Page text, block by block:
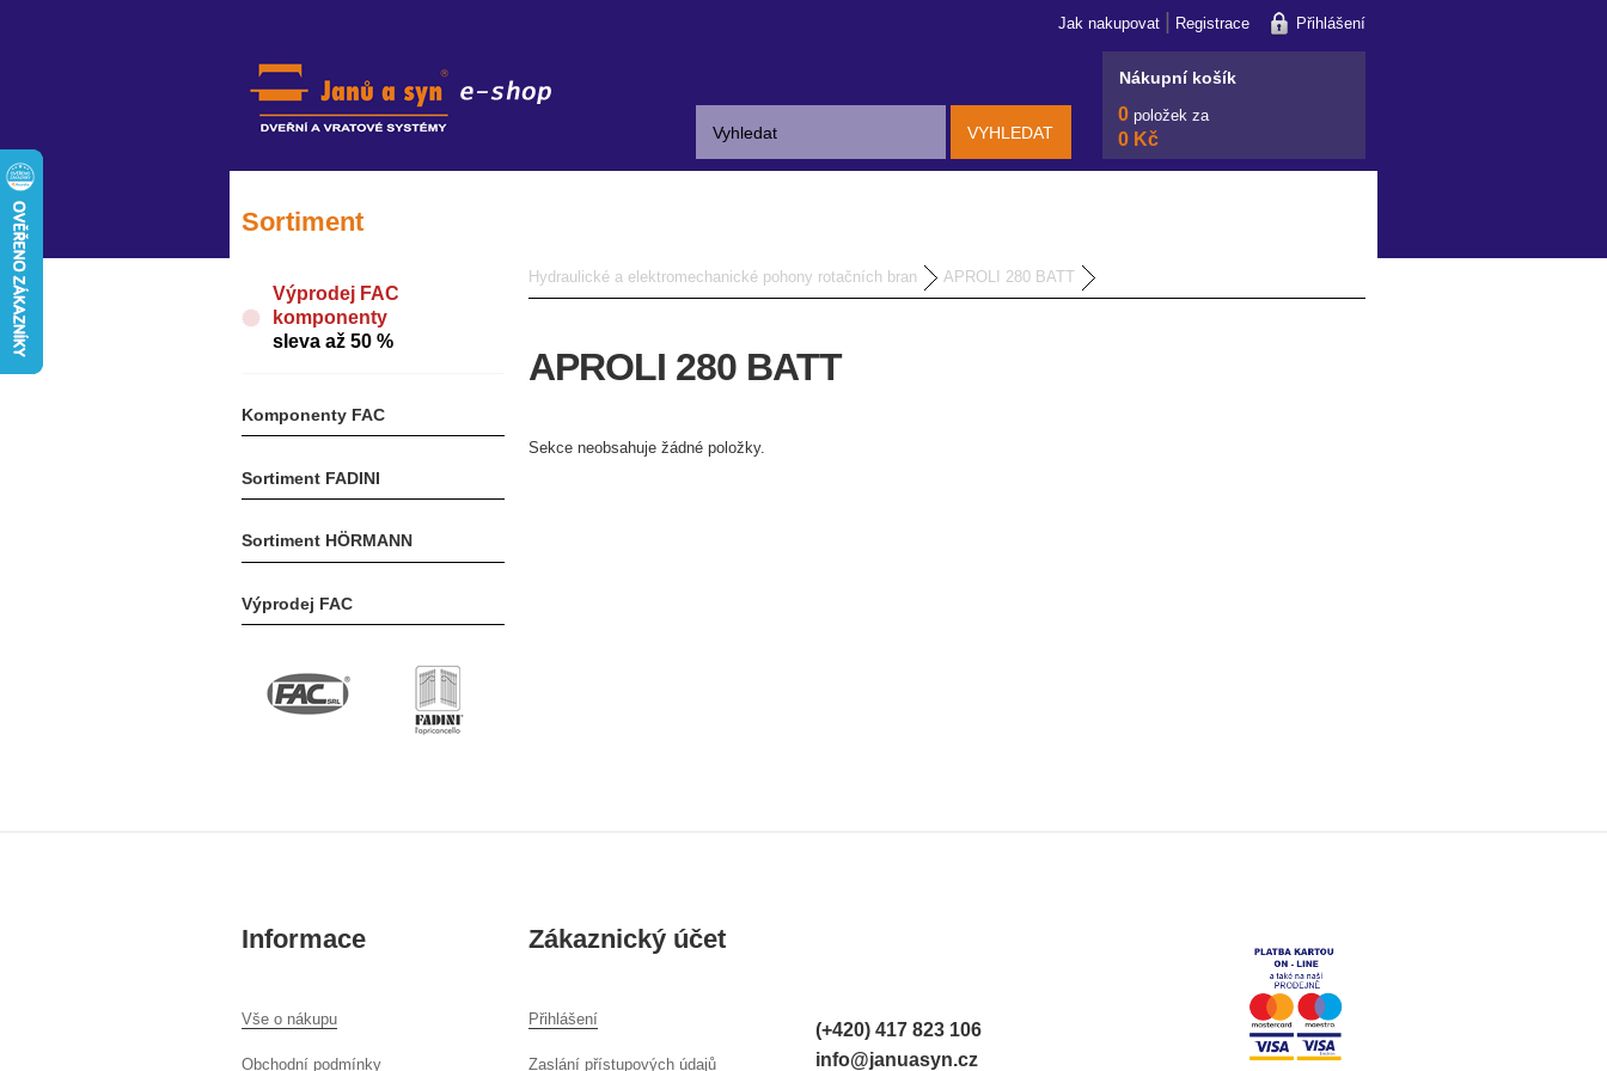
Jak nakupovat | Registrace Přihlášení
VYHLEDAT
Nákupní košík
0položek za
0 Kč
Sortiment
Výprodej FAC
komponenty
sleva až 50 %
Komponenty FAC
Sortiment FADINI
Sortiment HÖRMANN
Výprodej FAC
Hydraulické a elektromechanické pohony rotačních bran APROLI 280 BATT
APROLI 280 BATT
Sekce neobsahuje žádné položky.
Informace
Vše o nákupu
Obchodní podmínky
Zákaznický účet
Přihlášení
Zaslání přístupových údajů
(+420) 417 823 106
info@januasyn.cz